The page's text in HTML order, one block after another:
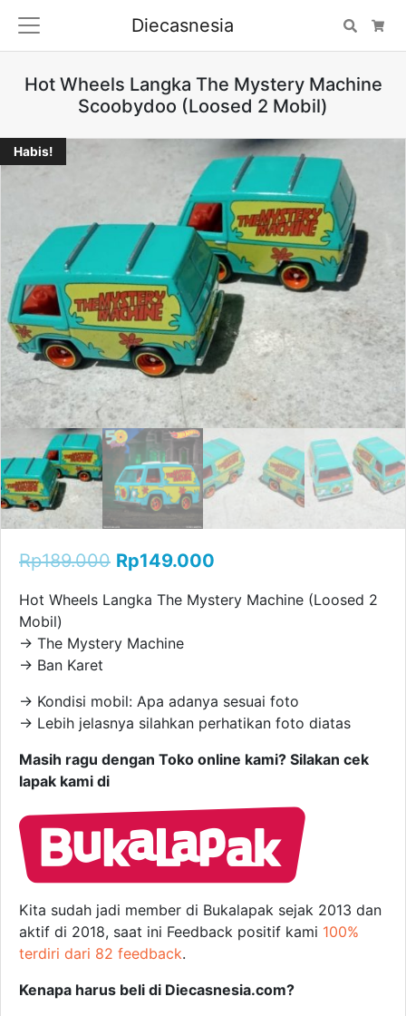
Diecasnesia Search
Hot Wheels Langka The Mystery Machine
Scoobydoo (Loosed 2 Mobil)
Habis!
Rp189.000 Rp149.000
Hot Wheels Langka The Mystery Machine (Loosed 2
Mobil)
→ The Mystery Machine
→ Ban Karet
→ Kondisi mobil: Apa adanya sesuai foto
→ Lebih jelasnya silahkan perhatikan foto diatas
Masih ragu dengan Toko online kami? Silakan cek
lapak kami di
Kita sudah jadi member di Bukalapak sejak 2013 dan
aktif di 2018, saat ini Feedback positif kami 100%
terdiri dari 82 feedback.
Kenapa harus beli di Diecasnesia.com?